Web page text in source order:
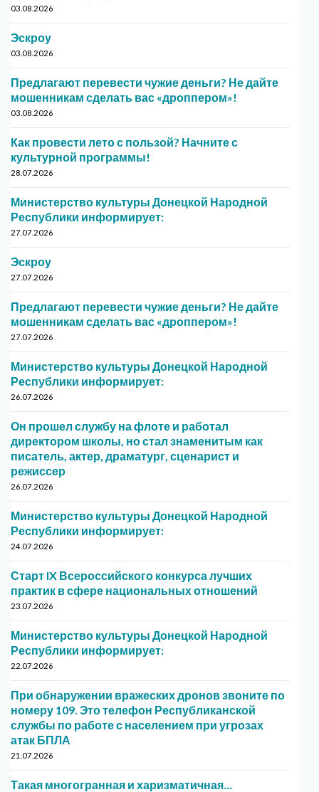
03.08.2026
Эскроу
03.08.2026
Предлагают перевести чужие деньги? Не дайте
мошенникам сделать вас «дроппером»!
03.08.2026
Как провести лето с пользой? Начните с
культурной программы!
28.07.2026
Министерство культуры Донецкой Народной
Республики информирует:
27.07.2026
Эскроу
27.07.2026
Предлагают перевести чужие деньги? Не дайте
мошенникам сделать вас «дроппером»!
27.07.2026
Министерство культуры Донецкой Народной
Республики информирует:
26.07.2026
Он прошел службу на флоте и работал
директором школы, но стал знаменитым как
писатель, актер, драматург, сценарист и
режиссер
26.07.2026
Министерство культуры Донецкой Народной
Республики информирует:
24.07.2026
Старт IX Всероссийского конкурса лучших
практик в сфере национальных отношений
23.07.2026
Министерство культуры Донецкой Народной
Республики информирует:
22.07.2026
При обнаружении вражеских дронов звоните по
номеру 109. Это телефон Республиканской
службы по работе с населением при угрозах
атак БПЛА
21.07.2026
Такая многогранная и харизматичная…